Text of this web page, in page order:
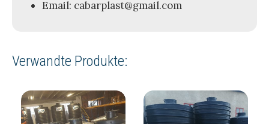
Email: cabarplast@gmail.com
Verwandte Produkte: